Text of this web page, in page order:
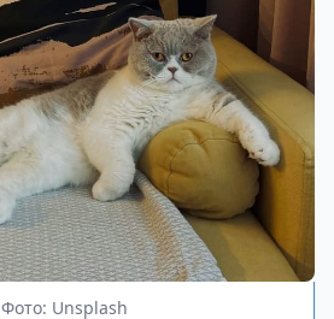
Фото: Unsplash